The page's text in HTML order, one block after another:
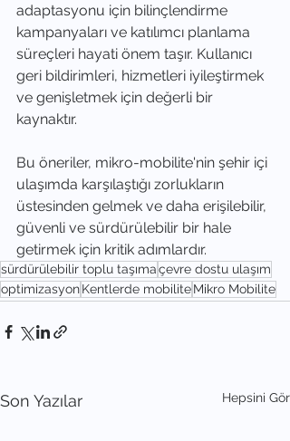
adaptasyonu için bilinçlendirme
kampanyaları ve katılımcı planlama
süreçleri hayati önem taşır. Kullanıcı
geri bildirimleri, hizmetleri iyileştirmek
ve genişletmek için değerli bir
kaynaktır.
Bu öneriler, mikro-mobilite'nin şehir içi
ulaşımda karşılaştığı zorlukların
üstesinden gelmek ve daha erişilebilir,
güvenli ve sürdürülebilir bir hale
getirmek için kritik adımlardır.
sürdürülebilir toplu taşımaçevre dostu ulaşım
optimizasyonKentlerde mobiliteMikro Mobilite
Son Yazılar Hepsini Gör